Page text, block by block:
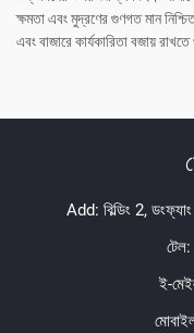
ক্ষমতা এবং মুদ্রণের গুণগত মান
এবং বাজারে কার্যকারিতা বজায় রাখতে
Add: বিল্ডিং 2, ডংফ্যাং
টেল:
ই-